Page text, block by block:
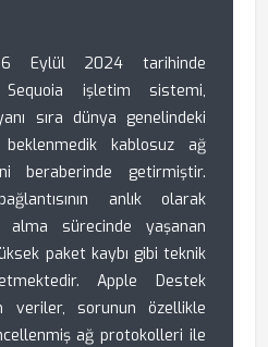
Eylül 2024 tarihinde
Sequoia işletim sistemi,
sıra dünya genelindeki
kablosuz ağ
beraberinde getirmiştir.
anlık olarak
sürecinde yaşanan
paket kaybı gibi teknik
Apple Destek
veriler, sorunun özellikle
ağ protokolleri ile